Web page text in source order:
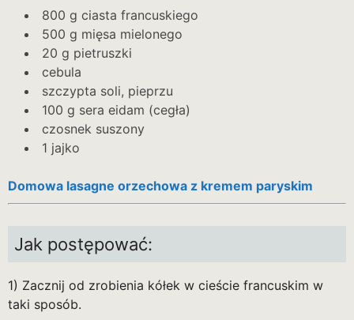
800 g ciasta francuskiego
500 g mięsa mielonego
20 g pietruszki
cebula
szczypta soli, pieprzu
100 g sera eidam (cegła)
czosnek suszony
1 jajko
Domowa lasagne orzechowa z kremem paryskim
Jak postępować:
1) Zacznij od zrobienia kółek w cieście francuskim w
taki sposób.